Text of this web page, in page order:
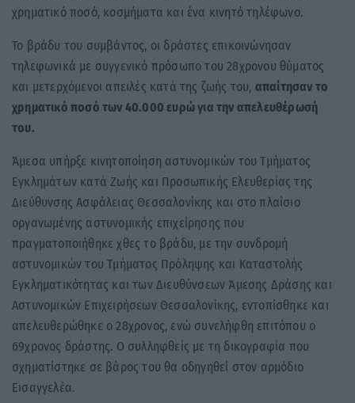
χρηματικό ποσό, κοσμήματα και ένα κινητό τηλέφωνο.
Το βράδυ του συμβάντος, οι δράστες επικοινώνησαν
τηλεφωνικά με συγγενικό πρόσωπο του 28χρονου θύματος
και μετερχόμενοι απειλές κατά της ζωής του, απαίτησαν το
χρηματικό ποσό των 40.000 ευρώ για την απελευθέρωσή
του.
Άμεσα υπήρξε κινητοποίηση αστυνομικών του Τμήματος
Εγκλημάτων κατά Ζωής και Προσωπικής Ελευθερίας της
Διεύθυνσης Ασφάλειας Θεσσαλονίκης και στο πλαίσιο
οργανωμένης αστυνομικής επιχείρησης που
πραγματοποιήθηκε χθες το βράδυ, με την συνδρομή
αστυνομικών του Τμήματος Πρόληψης και Καταστολής
Εγκληματικότητας και των Διευθύνσεων Άμεσης Δράσης και
Αστυνομικών Επιχειρήσεων Θεσσαλονίκης, εντοπίσθηκε και
απελευθερώθηκε ο 28χρονος, ενώ συνελήφθη επιτόπου ο
69χρονος δράστης. Ο συλληφθείς με τη δικογραφία που
σχηματίστηκε σε βάρος του θα οδηγηθεί στον αρμόδιο
Εισαγγελέα.